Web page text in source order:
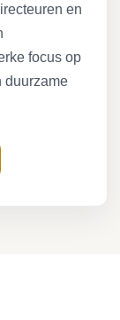
en
focus op
duurzame